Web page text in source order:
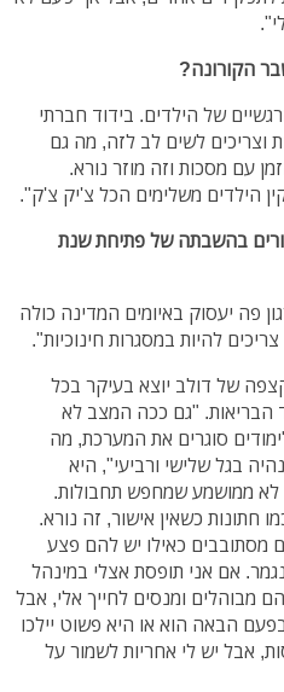
הקורונה?
של הילדים. בידוד חברתי
וצריכים לשים לב לזה, מה גם
עם מסכות וזה מוזר נורא.
הילדים משלימים הכל צ'יק צ'ק".
בהשבתה של פתיחת שנת
פה יעסוק באיומים המדינה כולה
להיות במסגרות חינוכיות".
של דולב יוצא בעיקר בכל
הבריאות. "גם ככה המצב לא
סוגרים את המערכת, מה
בגל שלישי ורביעי", היא
ממושמע שמחפש תחבולות.
חתונות כשאין אישור, זה נורא.
מסתובבים כאילו יש להם פצע
אם אני תופסת אצלי במינהל
מבוהלים ומנסים לחייך אלי, אבל
הבאה הוא או היא פשוט יילכו
אבל יש לי אחריות לשמור על